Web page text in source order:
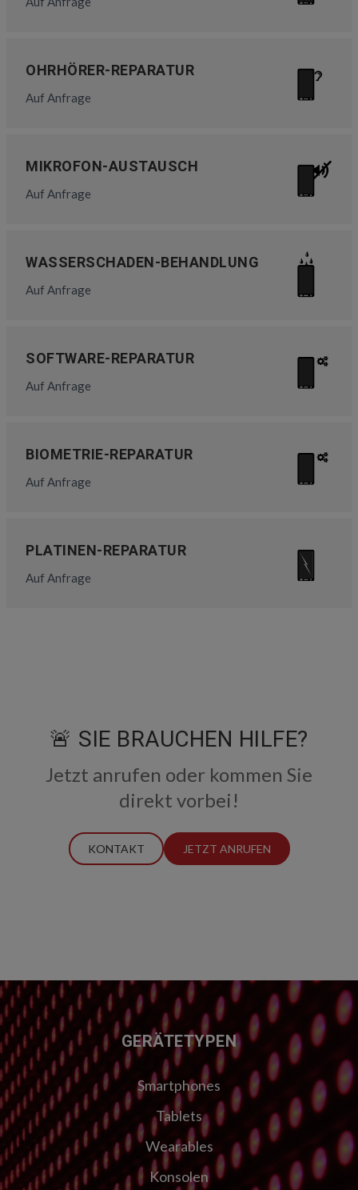
OHRHÖRER-REPARATUR
Auf Anfrage
MIKROFON-AUSTAUSCH
Auf Anfrage
WASSERSCHADEN-BEHANDLUNG
Auf Anfrage
SOFTWARE-REPARATUR
Auf Anfrage
BIOMETRIE-REPARATUR
Auf Anfrage
PLATINEN-REPARATUR
Auf Anfrage
🚨 SIE BRAUCHEN HILFE?
Jetzt anrufen oder kommen Sie
direkt vorbei!
KONTAKT JETZT ANRUFEN
FUSSZEILE GERÄTETYPEN
Smartphones
Tablets
Wearables
Konsolen